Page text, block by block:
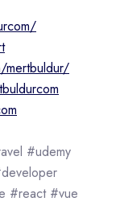
mertbuldur/
#udemy
#react #vue